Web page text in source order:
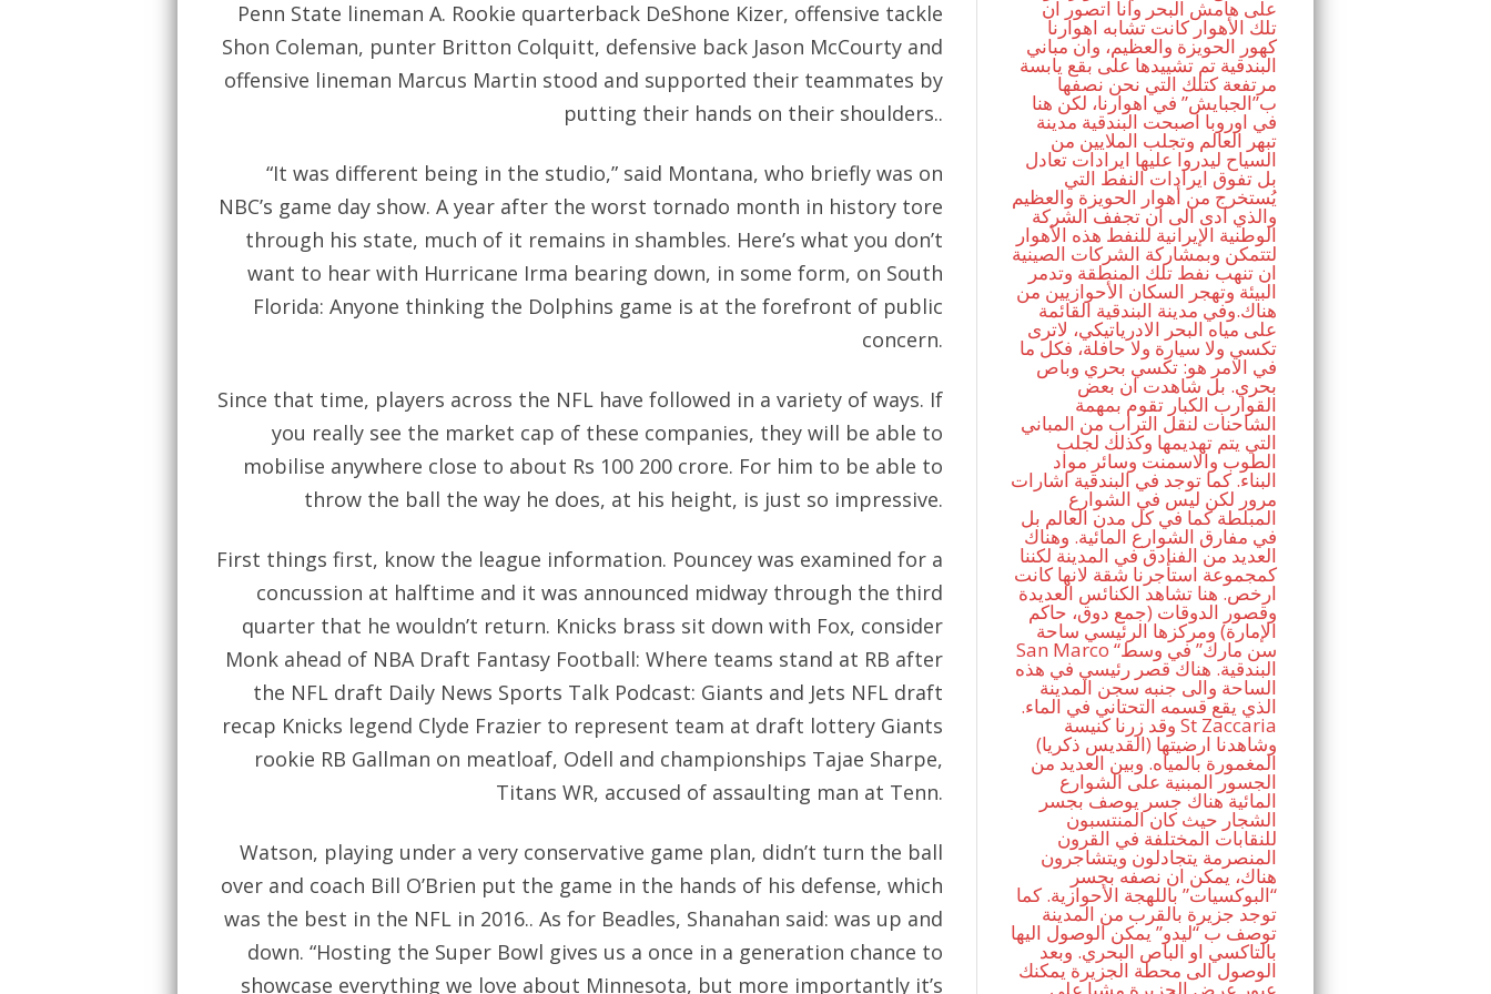
Penn State lineman A. Rookie quarterback DeShone Kizer, offensive tackle
Shon Coleman, punter Britton Colquitt, defensive back Jason McCourty and
offensive lineman Marcus Martin stood and supported their teammates by
putting their hands on their shoulders..
“It was different being in the studio,” said Montana, who briefly was on
NBC’s game day show. A year after the worst tornado month in history tore
through his state, much of it remains in shambles. Here’s what you don’t
want to hear with Hurricane Irma bearing down, in some form, on South
Florida: Anyone thinking the Dolphins game is at the forefront of public
concern.
Since that time, players across the NFL have followed in a variety of ways. If
you really see the market cap of these companies, they will be able to
mobilise anywhere close to about Rs 100 200 crore. For him to be able to
throw the ball the way he does, at his height, is just so impressive.
First things first, know the league information. Pouncey was examined for a
concussion at halftime and it was announced midway through the third
quarter that he wouldn’t return. Knicks brass sit down with Fox, consider
Monk ahead of NBA Draft Fantasy Football: Where teams stand at RB after
the NFL draft Daily News Sports Talk Podcast: Giants and Jets NFL draft
recap Knicks legend Clyde Frazier to represent team at draft lottery Giants
rookie RB Gallman on meatloaf, Odell and championships Tajae Sharpe,
Titans WR, accused of assaulting man at Tenn.
Watson, playing under a very conservative game plan, didn’t turn the ball
over and coach Bill O’Brien put the game in the hands of his defense, which
was the best in the NFL in 2016.. As for Beadles, Shanahan said: was up and
down. “Hosting the Super Bowl gives us a once in a generation chance to
showcase everything we love about Minnesota, but more importantly it’s
على هامش البحر وانا اتصور ان
تلك الأهوار كانت تشابه اهوارنا
كهور الحويزة والعظيم، وان مباني
البندقية تم تشييدها على بقع يابسة
مرتفعة كتلك التي نحن نصفها
ب”الجبايش” في اهوارنا، لكن هنا
في اوروبا اصبحت البندقية مدينة
تبهر العالم وتجلب الملايين من
السياح ليدروا عليها ايرادات تعادل
بل تفوق ايرادات النفط التي
يُستخرج من أهوار الحويزة والعظيم
والذي ادى الى ان تجفف الشركة
الوطنية الإيرانية للنفط هذه الأهوار
لتتمكن وبمشاركة الشركات الصينية
ان تنهب نفط تلك المنطقة وتدمر
البيئة وتهجر السكان الأحوازيين من
هناك.وفي مدينة البندقية القائمة
على مياه البحر الادرياتيكي، لاترى
تكسي ولا سيارة ولا حافلة، فكل ما
في الامر هو: تكسي بحري وباص
بحري. بل شاهدت ان بعض
القوارب الكبار تقوم بمهمة
الشاحنات لنقل التراب من المباني
التي يتم تهديمها وكذلك لجلب
الطوب والاسمنت وسائر مواد
البناء. كما توجد في البندقية اشارات
مرور لكن ليس في الشوارع
المبلطة كما في كل مدن العالم بل
في مفارق الشوارع المائية. وهناك
العديد من الفنادق في المدينة لكننا
كمجموعة استأجرنا شقة لانها كانت
ارخص. هنا تشاهد الكنائس العديدة
وقصور الدوقات (جمع دوق، حاكم
الإمارة) ومركزها الرئيسي ساحة
San Marco “سن مارك” في وسط
البندقية. هناك قصر رئيسي في هذه
الساحة والى جنبه سجن المدينة
الذي يقع قسمه التحتاني في الماء.
وقد زرنا كنيسة St Zaccaria
(القديس ذكريا) وشاهدنا ارضيتها
المغمورة بالمياه. وبين العديد من
الجسور المبنية على الشوارع
المائية هناك جسر يوصف بجسر
الشجار حيث كان المنتسبون
للنقابات المختلفة في القرون
المنصرمة يتجادلون ويتشاجرون
هناك، يمكن ان نصفه بجسر
“البوكسيات” باللهجة الأحوازية. كما
توجد جزيرة بالقرب من المدينة
توصف ب “ليدو” يمكن الوصول اليها
بالتاكسي او الباص البحري. وبعد
الوصول الى محطة الجزيرة يمكنك